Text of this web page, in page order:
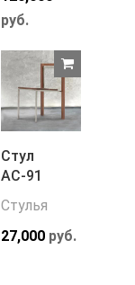
руб.
Стул
АС-91
Стулья
27,000руб.